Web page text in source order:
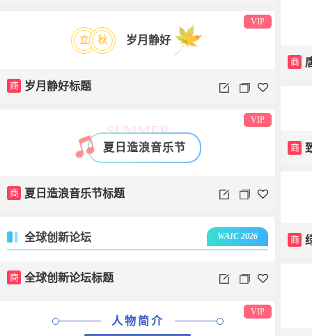
商
立 秋 岁月静好
商 岁月静好标题
VIP
商
SUMMER
夏日造浪音乐节
商 夏日造浪音乐节标题
VIP
商
全球创新论坛 WAIC 2026
商 全球创新论坛标题
人物简介
VIP